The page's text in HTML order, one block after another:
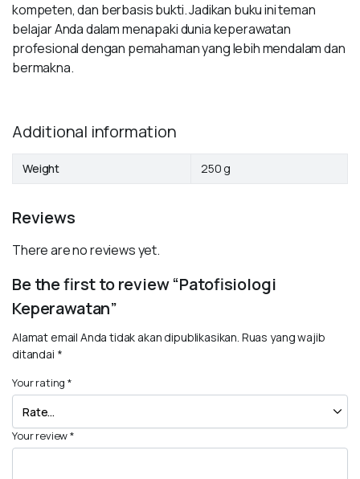
kompeten, dan berbasis bukti. Jadikan buku ini teman
belajar Anda dalam menapaki dunia keperawatan
profesional dengan pemahaman yang lebih mendalam dan
bermakna.
Additional information
Weight 250 g
Reviews
There are no reviews yet.
Be the first to review “Patofisiologi
Keperawatan”
Alamat email Anda tidak akan dipublikasikan. Ruas yang wajib
ditandai *
Your rating*
Your review*